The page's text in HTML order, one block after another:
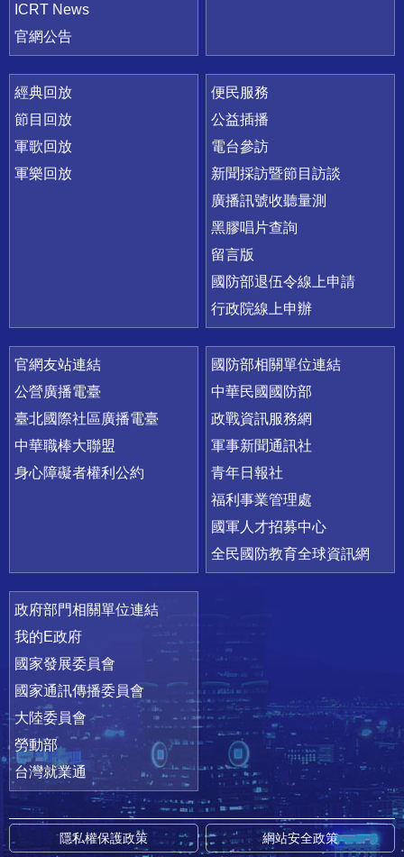
ICRT News
官網公告
經典回放
節目回放
軍歌回放
軍樂回放
便民服務
公益插播
電台參訪
新聞採訪暨節目訪談
廣播訊號收聽量測
黑膠唱片查詢
留言版
國防部退伍令線上申請
行政院線上申辦
官網友站連結
公營廣播電臺
臺北國際社區廣播電臺
中華職棒大聯盟
身心障礙者權利公約
國防部相關單位連結
中華民國國防部
政戰資訊服務網
軍事新聞通訊社
青年日報社
福利事業管理處
國軍人才招募中心
全民國防教育全球資訊網
政府部門相關單位連結
我的E政府
國家發展委員會
國家通訊傳播委員會
大陸委員會
勞動部
台灣就業通
隱私權保護政策 網站安全政策